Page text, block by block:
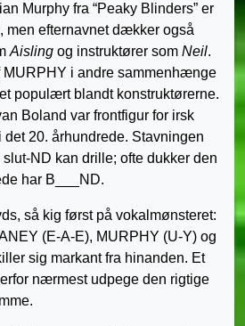
Murphy fra “Peaky Blinders” er
men efternavnet dækker også
Aisling og instruktører som Neil.
MURPHY i andre sammenhænge
populært blandt konstruktørerne.
Boland var frontfigur for irsk
det 20. århundrede. Stavningen
slut-ND kan drille; ofte dukker den
har B___ND.
så kig først på vokalmønsteret:
(E-A-E), MURPHY (U-Y) og
sig markant fra hinanden. Et
nærmest udpege den rigtige